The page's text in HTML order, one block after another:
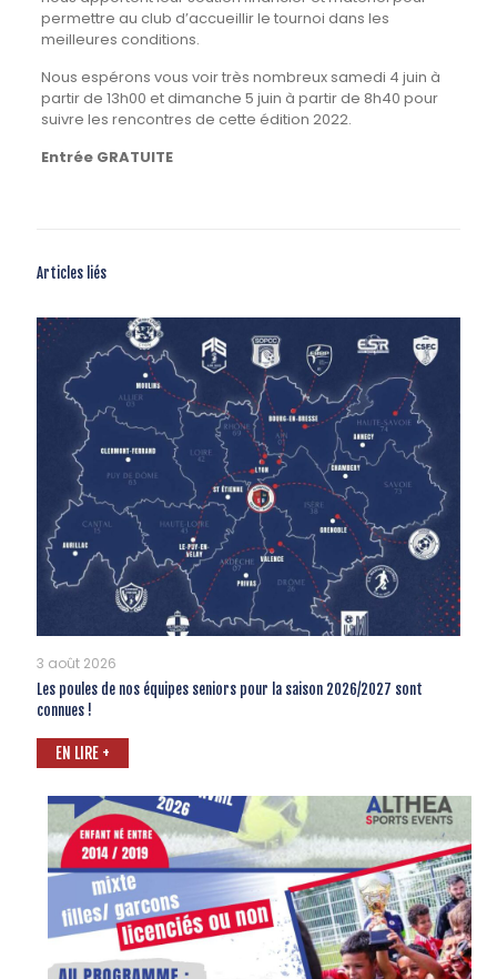
permettre au club d’accueillir le tournoi dans les
meilleures conditions.
Nous espérons vous voir très nombreux samedi 4 juin à
partir de 13h00 et dimanche 5 juin à partir de 8h40 pour
suivre les rencontres de cette édition 2022.
Entrée GRATUITE
Articles liés
3 août 2026
Les poules de nos équipes seniors pour la saison 2026/2027 sont
connues !
EN LIRE +